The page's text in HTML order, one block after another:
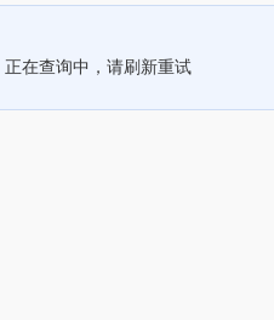
正在查询中，请刷新重试